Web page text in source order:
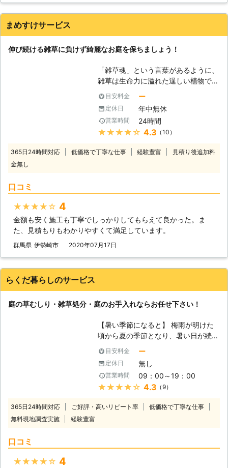
でご相談ください。 お見積り無料は
かかりませんし、草刈りで出た刈り草
の処分や除草剤の散布も当社がしっか
りと行います。 また、遠方のお客様
も遠慮無くご相談ください。ご要望に
お応えすることが出来るよう、柔軟に
対応させていただきます。一同お客様
のご連絡をお待ちしておりますので、
どうぞよろしくお願いいたします！
まめすけサービス
伸び続ける雑草に負けず綺麗なお庭を保ちましょう！
「雑草魂」という言葉があるように、
雑草は生命力に溢れた逞しい植物で
す。それは見習うべきかもしれません
が、お庭や畑に生えた雑草は私たちに
とって邪魔な存在になってしまいま
す。実際に、毎年のように雑草の被害
に悩まされている方も少なくないでし
は、草刈りも決して楽な仕事ではあり
して見せます。 【雑草による被害】
雑草被害として最も多く言われるの
は、栄養分の奪取です。農作物や観葉
のは植物だけではありません。暗くじ
毛虫やシロアリなどの害虫たちの繁殖
も進んでしまいます。さらに、伸びき
った雑草は「その家はきちんと手入れ
されていない」と認識され、空き巣な
どの侵入盗に狙われるリスクも上がっ
てしまうのです。まさに雑草は、百害
あって一利なしの存在なのです。
【体を壊さないために】 雑草が最も
良く伸びる時期は、春から夏にかけて
目安料金 ー
定休日 年中無休
営業時間 24時間
★★★★★ 4.3 （10）
365日24時間対応 低価格で丁寧な仕事 経験豊富
見積り後追加料
金無し
口コミ
★★★★★ 4
金額も安く施工も丁寧でしっかりしてもらえて良かった。ま
た、見積もりもわかりやすくて満足しています。
群馬県 伊勢崎市 2020年07月17日
らくだ暮らしのサービス
庭の草むしり・雑草処分・庭のお手入れならお任せ下さい！
【暑い季節になると】 梅雨が明けた
頃から夏の季節となり、暑い日が続き
ます。自宅にお庭があると雑草が成長
してしまい、毎年草刈りに苦労されて
いるかと思います。雑草を放置してし
まうと害虫が発生しやすくなり、風通
りも良くなくなるので、清潔感を保つ
すが、毎年猛暑日を記録している程暑
目安料金 ー
定休日 無し
営業時間 09：00～19：00
★★★★★ 4.3 （9）
365日24時間対応 ご好評・高いリピート率
低価格で丁寧な仕事
無料現地調査実施
経験豊富
口コミ
★★★★★ 4